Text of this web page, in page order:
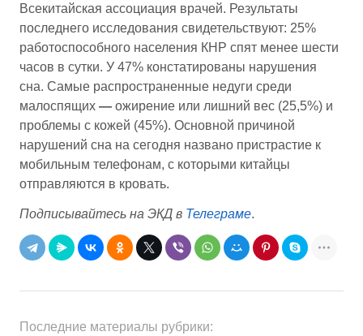
Всекитайская ассоциация врачей. Результаты
последнего исследования свидетельствуют: 25%
работоспособного населения КНР спят менее шести
часов в сутки. У 47% констатированы нарушения
сна. Самые распространенные недуги среди
малоспящих — ожирение или лишний вес (25,5%) и
проблемы с кожей (45%). Основной причиной
нарушений сна на сегодня названо пристрастие к
мобильным телефонам, с которыми китайцы
отправляются в кровать.
Подписывайтесь на ЭКД в Телеграме.
Последние материалы рубрики: